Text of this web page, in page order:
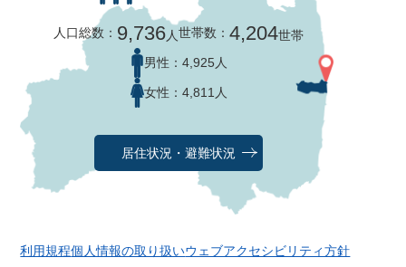
人口総数： 9,736人世帯数：4,204世帯
男性： 4,925人
女性： 4,811人
居住状況・避難状況
利用規程個人情報の取り扱いウェブアクセシビリティ方針